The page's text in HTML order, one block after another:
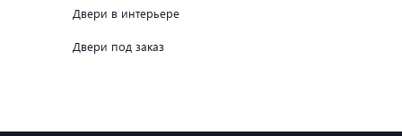
Двери в интерьере
Двери под заказ